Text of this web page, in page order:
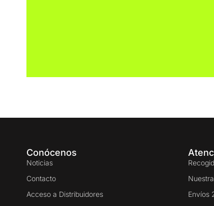
Conócenos
Noticias
Contacto
Acceso a Distribuidores
Envíos